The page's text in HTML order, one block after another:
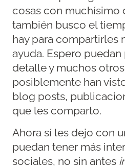
cosas con muchísimo
también busco el
hay para compartirles
ayuda. Espero
detalle y muchos
posiblemente han
blog posts,
que les comparto.
Ahora sí les dejo con
puedan tener más
sociales, no sin antes